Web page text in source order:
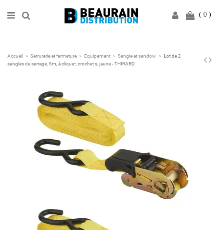
0
Accueil Serrurerie et fermeture Equipement Sangle et sandow
Lot de 2
sangles de serrage, 5m, à cliquet, crochet s, jaune - THIRARD